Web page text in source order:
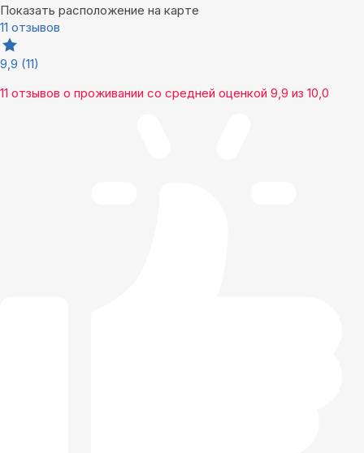
Показать расположение на карте
11 отзывов
9,9 (11)
11 отзывов о проживании со средней оценкой 9,9 из 10,0